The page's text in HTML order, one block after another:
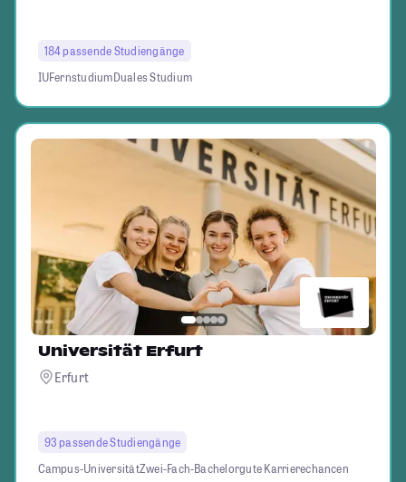
184 passende Studiengänge
IUFernstudiumDuales Studium
Universität Erfurt
Erfurt
93 passende Studiengänge
Campus-UniversitätZwei-Fach-Bachelorgute Karrierechancen